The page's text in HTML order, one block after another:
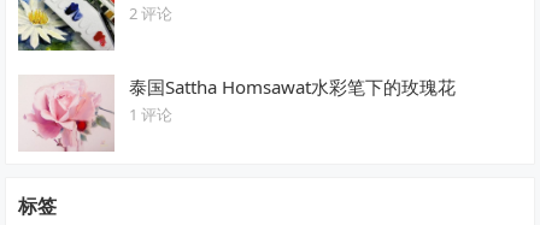
2 评论
泰国Sattha Homsawat水彩笔下的玫瑰花
1 评论
标签